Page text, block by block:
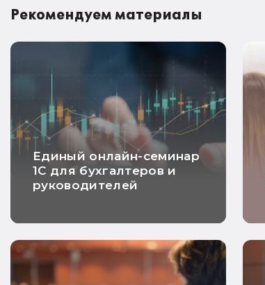
Рекомендуем материалы
Единый онлайн-семинар
1С для бухгалтеров и
руководителей